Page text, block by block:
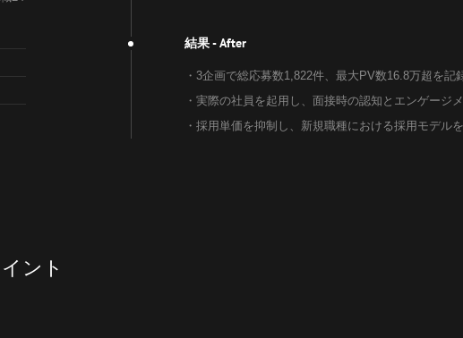
結果- After
・3企画で総応募数1,822件、最大PV数16.8万超を記
・実際の社員を起用し、面接時の認知とエンゲージ
・採用単価を抑制し、新規職種における採用モデル
ント